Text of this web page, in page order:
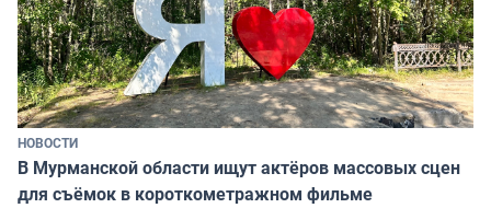
НОВОСТИ
В Мурманской области ищут актёров массовых сцен
для съёмок в короткометражном фильме